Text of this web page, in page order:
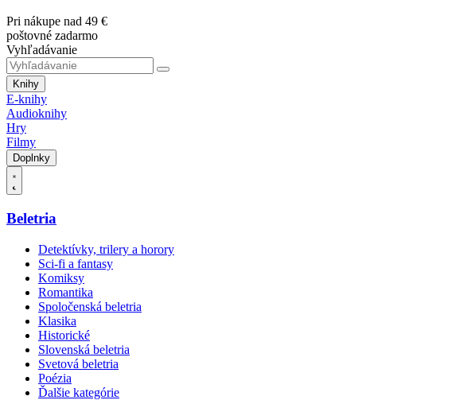
Pri nákupe nad 49 €
poštovné zadarmo
Vyhľadávanie
Knihy
E-knihy
Audioknihy
Hry
Filmy
Doplnky
Beletria
Detektívky, trilery a horory
Sci-fi a fantasy
Komiksy
Romantika
Spoločenská beletria
Klasika
Historické
Slovenská beletria
Svetová beletria
Poézia
Ďalšie kategórie